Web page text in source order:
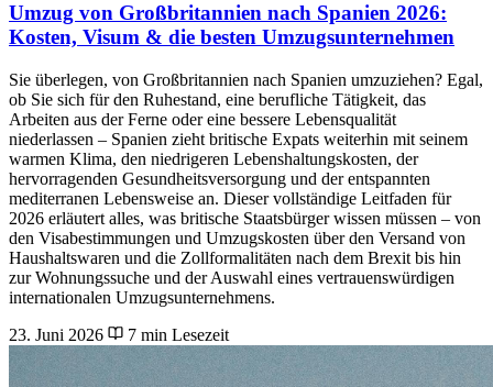
Umzug von Großbritannien nach Spanien 2026:
Kosten, Visum & die besten Umzugsunternehmen
Sie überlegen, von Großbritannien nach Spanien umzuziehen? Egal,
ob Sie sich für den Ruhestand, eine berufliche Tätigkeit, das
Arbeiten aus der Ferne oder eine bessere Lebensqualität
niederlassen – Spanien zieht britische Expats weiterhin mit seinem
warmen Klima, den niedrigeren Lebenshaltungskosten, der
hervorragenden Gesundheitsversorgung und der entspannten
mediterranen Lebensweise an. Dieser vollständige Leitfaden für
2026 erläutert alles, was britische Staatsbürger wissen müssen – von
den Visabestimmungen und Umzugskosten über den Versand von
Haushaltswaren und die Zollformalitäten nach dem Brexit bis hin
zur Wohnungssuche und der Auswahl eines vertrauenswürdigen
internationalen Umzugsunternehmens.
23. Juni 2026
7 min Lesezeit